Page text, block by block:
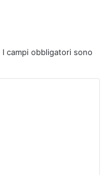
I campi obbligatori sono